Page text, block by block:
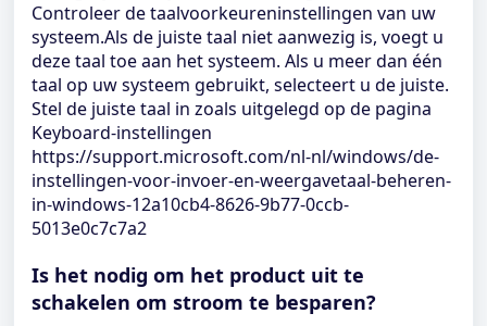
Controleer de taalvoorkeureninstellingen van uw
systeem.Als de juiste taal niet aanwezig is, voegt u
deze taal toe aan het systeem. Als u meer dan één
taal op uw systeem gebruikt, selecteert u de juiste.
Stel de juiste taal in zoals uitgelegd op de pagina
Keyboard-instellingen
https://support.microsoft.com/nl-nl/windows/de-
instellingen-voor-invoer-en-weergavetaal-beheren-
in-windows-12a10cb4-8626-9b77-0ccb-
5013e0c7c7a2
Is het nodig om het product uit te
schakelen om stroom te besparen?